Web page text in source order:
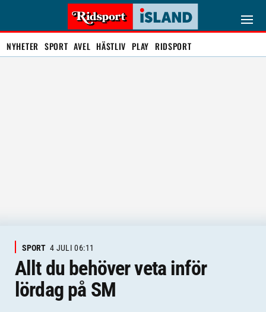
NYHETER SPORT AVEL HÄSTLIV PLAY RIDSPORT
SPORT 4 JULI 06:11
Allt du behöver veta inför
lördag på SM